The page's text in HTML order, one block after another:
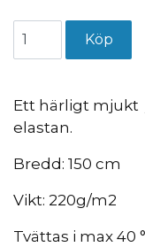
Ett härligt mjukt
elastan.
Bredd: 150 cm
Vikt: 220g/m2
Tvättas i max 40